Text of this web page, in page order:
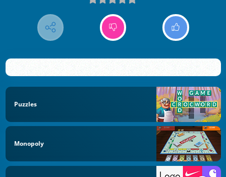
Puzzles
Monopoly